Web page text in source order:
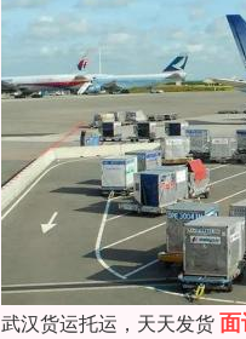
武汉货运托运，天天发货面